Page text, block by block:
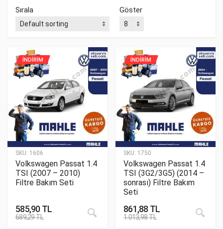
Sırala
Göster
SKU: 1606
İNDİRİM
Volkswagen Passat 1.4
TSI (2007 – 2010)
Filtre Bakım Seti
585,90TL
689,29TL
SKU: 1750
İNDİRİM
Volkswagen Passat 1.4
TSI (3G2/3G5) (2014 –
sonrası) Filtre Bakım
Seti
861,88 TL
1.013,98TL